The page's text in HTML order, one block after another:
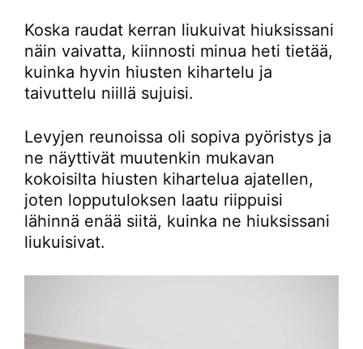
Koska raudat kerran liukuivat hiuksissani
näin vaivatta, kiinnosti minua heti tietää,
kuinka hyvin hiusten kihartelu ja
taivuttelu niillä sujuisi.
Levyjen reunoissa oli sopiva pyöristys ja
ne näyttivät muutenkin mukavan
kokoisilta hiusten kihartelua ajatellen,
joten lopputuloksen laatu riippuisi
lähinnä enää siitä, kuinka ne hiuksissani
liukuisivat.